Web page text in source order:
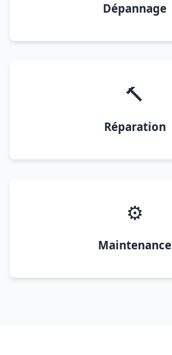
Dépannage
🔨
Réparation
⚙️
Maintenance